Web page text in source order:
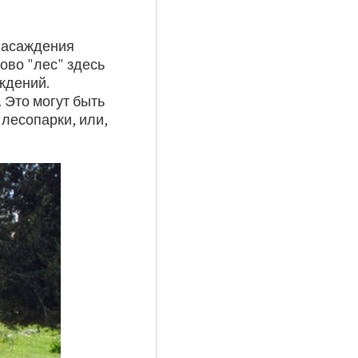
"лес" здесь
могут быть
или,